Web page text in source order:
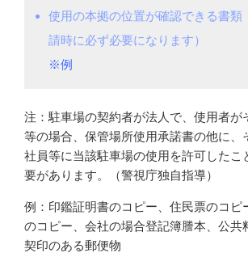
使用の本拠の位置が確認できる書類
請時に必ず必要になります）
※例
注 ：駐車場の契約者が法人で、使用者が
等の場合、保管場所使用承諾書の他に、
社員等に当該駐車場の使用を許可したこ
要があります。（警視庁独自指導）
例 ：印鑑証明書のコピー、住民票のコピ
のコピー、会社の場合登記簿謄本、公共
契印のある郵便物